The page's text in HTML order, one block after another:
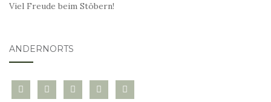
Viel Freude beim Stöbern!
ANDERNORTS
bloglovininstagramtwitter pinterest
mail